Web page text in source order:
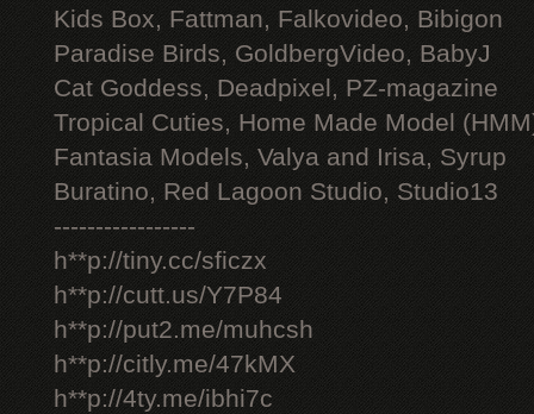
Kids Box, Fattman, Falkovideo, Bibigon
Paradise Birds, GoldbergVideo, BabyJ
Cat Goddess, Deadpixel, PZ-magazine
Tropical Cuties, Home Made Model
Fantasia Models, Valya and Irisa, Syrup
Buratino, Red Lagoon Studio, Studio13
-----------------
h**p://tiny.cc/sficzx
h**p://cutt.us/Y7P84
h**p://put2.me/muhcsh
h**p://citly.me/47kMX
h**p://4ty.me/ibhi7c